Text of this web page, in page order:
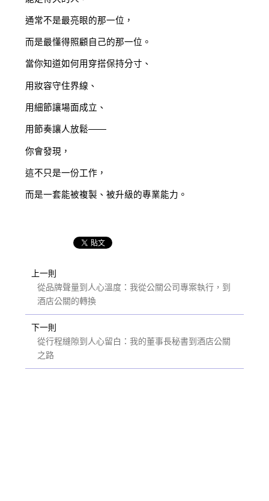
通常不是最亮眼的那一位，
而是最懂得照顧自己的那一位。
當你知道如何用穿搭保持分寸、
用妝容守住界線、
用細節讓場面成立、
用節奏讓人放鬆——
你會發現，
這不只是一份工作，
而是一套能被複製、被升級的專業能力。
上一則
從品牌聲量到人心溫度：我從公關公司專案執行，到
酒店公關的轉換
下一則
從行程縫隙到人心留白：我的董事長秘書到酒店公關
之路